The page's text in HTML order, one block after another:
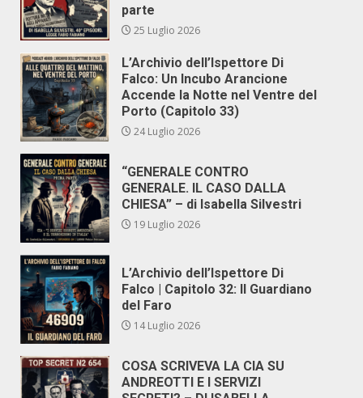
parte
25 Luglio 2026
L’Archivio dell’Ispettore Di
Falco: Un Incubo Arancione
Accende la Notte nel Ventre del
Porto (Capitolo 33)
24 Luglio 2026
“GENERALE CONTRO
GENERALE. IL CASO DALLA
CHIESA” – di Isabella Silvestri
19 Luglio 2026
L’Archivio dell’Ispettore Di
Falco | Capitolo 32: Il Guardiano
del Faro
14 Luglio 2026
COSA SCRIVEVA LA CIA SU
ANDREOTTI E I SERVIZI